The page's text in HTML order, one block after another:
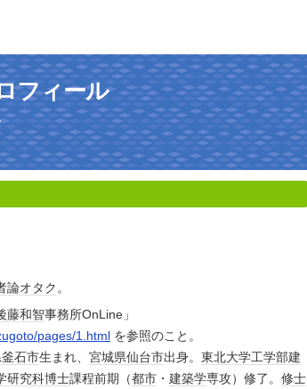
フィール
論オタク。
藤和智事務所OnLine」
pages/1.html を参照のこと。
釜石市生まれ、 宮城県仙台市出身。 東北大学工学部建
研究科博士課程前期（都市 ・ 建築学専攻）修了。 修士